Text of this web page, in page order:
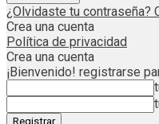
¿Olvidaste tu contraseña?
Crea una cuenta
Política de privacidad
Crea una cuenta
¡Bienvenido! registrarse